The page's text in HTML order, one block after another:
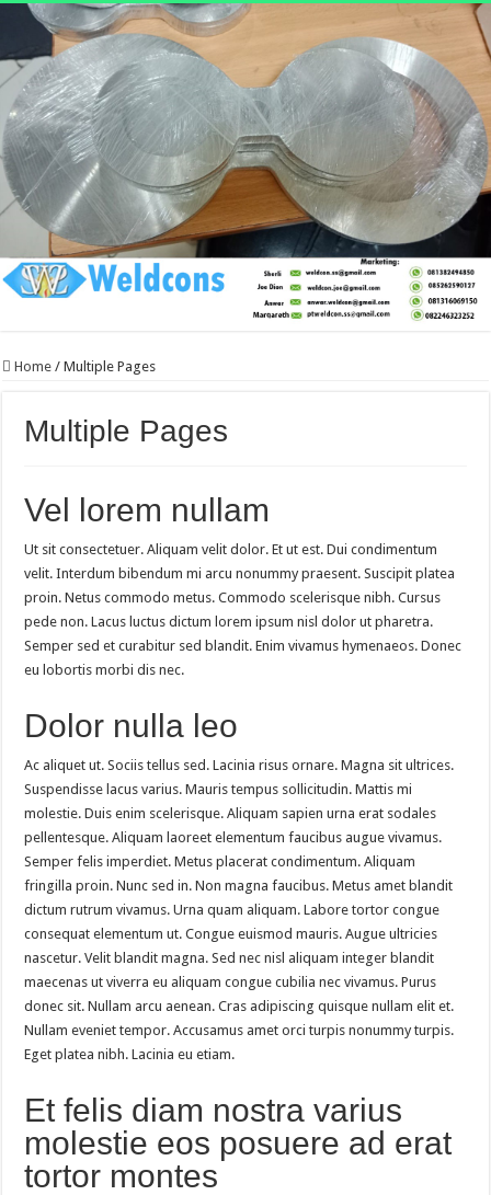
Home / Multiple Pages
Multiple Pages
Vel lorem nullam
Ut sit consectetuer. Aliquam velit dolor. Et ut est. Dui condimentum
velit. Interdum bibendum mi arcu nonummy praesent. Suscipit platea
proin. Netus commodo metus. Commodo scelerisque nibh. Cursus
pede non. Lacus luctus dictum lorem ipsum nisl dolor ut pharetra.
Semper sed et curabitur sed blandit. Enim vivamus hymenaeos. Donec
eu lobortis morbi dis nec.
Dolor nulla leo
Ac aliquet ut. Sociis tellus sed. Lacinia risus ornare. Magna sit ultrices.
Suspendisse lacus varius. Mauris tempus sollicitudin. Mattis mi
molestie. Duis enim scelerisque. Aliquam sapien urna erat sodales
pellentesque. Aliquam laoreet elementum faucibus augue vivamus.
Semper felis imperdiet. Metus placerat condimentum. Aliquam
fringilla proin. Nunc sed in. Non magna faucibus. Metus amet blandit
dictum rutrum vivamus. Urna quam aliquam. Labore tortor congue
consequat elementum ut. Congue euismod mauris. Augue ultricies
nascetur. Velit blandit magna. Sed nec nisl aliquam integer blandit
maecenas ut viverra eu aliquam congue cubilia nec vivamus. Purus
donec sit. Nullam arcu aenean. Cras adipiscing quisque nullam elit et.
Nullam eveniet tempor. Accusamus amet orci turpis nonummy turpis.
Eget platea nibh. Lacinia eu etiam.
Et felis diam nostra varius
molestie eos posuere ad erat
tortor montes